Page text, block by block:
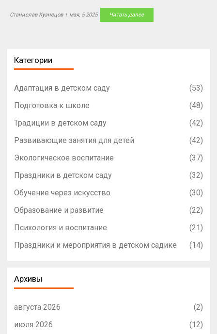
формальность. Узнайте, как включить родителей в процесс и
почему даже традиционные утренники могут быть
Станислав Кузнецов | мая, 5 2025 Читать далее
Категории
Адаптация в детском саду
(53)
Подготовка к школе
(48)
Традиции в детском саду
(42)
Развивающие занятия для детей
(42)
Экологическое воспитание
(37)
Праздники в детском саду
(32)
Обучение через искусство
(30)
Образование и развитие
(22)
Психология и воспитание
(21)
Праздники и мероприятия в детском садике
(14)
Архивы
августа 2026
(2)
июля 2026
(12)